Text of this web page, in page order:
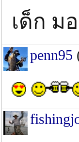
เด็ก ม
penn95